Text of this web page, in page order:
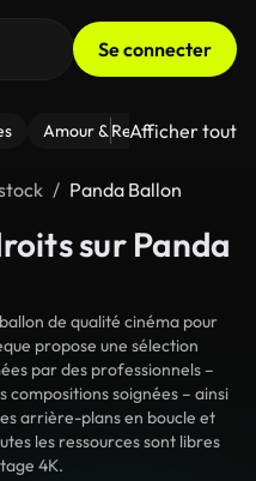
Se connecter
Amour & Relations Le
Afficher tout
Panda Ballon
sur Panda
de qualité cinéma pour
propose une sélection
par des professionnels –
soignées – ainsi
arrière-plans en boucle et
les ressources sont libres
4K.